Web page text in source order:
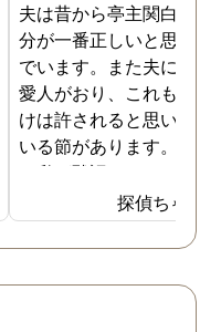
夫は昔から亭主関白で、
分が一番正しいと思い込
でいます。また夫には長
愛人がおり、これも自分
けは許されると思い込ん
いる節があります。もち
ん私が黙認しているだけ
で、良しとしているわけ
はありません。しかし最
では私にも知恵がつき、
した。定期的に探偵にも
探偵ちゃん